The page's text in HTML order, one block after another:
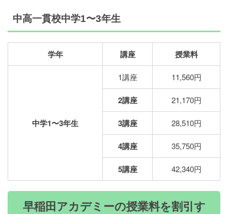
中高一貫校中学1〜3年生
学年 講座 授業料
中学1〜3年生
1講座 11,560円
2講座 21,170円
3講座 28,510円
4講座 35,750円
5講座 42,340円
早稲田アカデミーの授業料を割引す